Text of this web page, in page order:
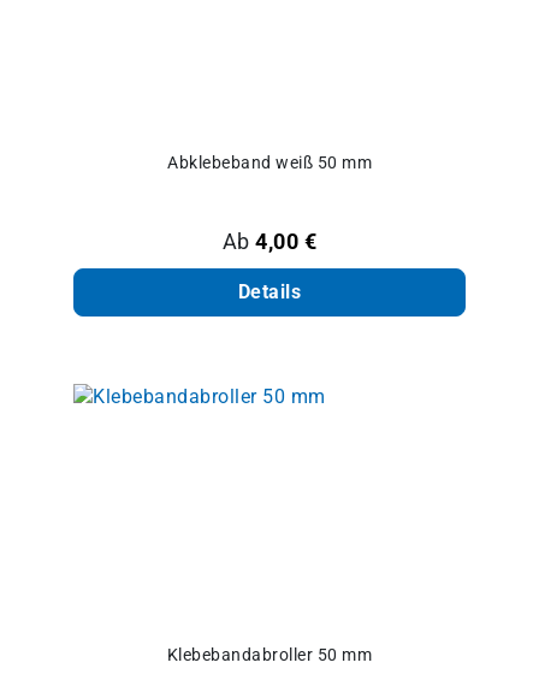
Abklebeband weiß 50 mm
Regulärer Preis:
Ab4,00 €
Details
Klebebandabroller 50 mm